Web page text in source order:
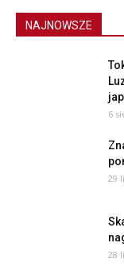
NAJNOWSZE
6
29
28